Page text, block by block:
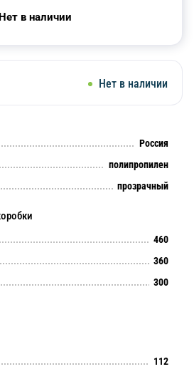
Нет в наличии
Нет в наличии
Россия
полипропилен
прозрачный
460
360
300
112